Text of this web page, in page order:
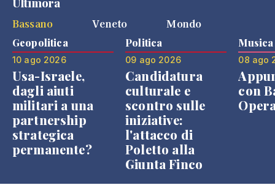
Ultimora
Bassano
Veneto Mondo
Geopolitica
10 ago 2026
Usa-Israele,
dagli aiuti
militari a una
partnership
strategica
permanente?
Politica
09 ago 2026
Candidatura
culturale e
scontro sulle
iniziative:
l'attacco di
Poletto alla
Giunta Finco
Musica
08 ago
con